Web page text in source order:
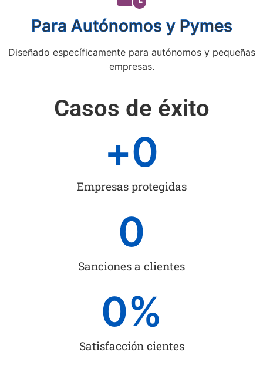
Para Autónomos y Pymes
Diseñado específicamente para autónomos y pequeñas
empresas.
Casos de éxito
Empresas protegidas
+0
Sanciones a clientes
0
Satisfacción cientes
0%